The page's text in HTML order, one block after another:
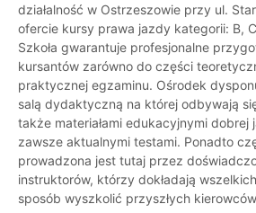
działalność w Ostrzeszowie przy ul.
ofercie kursy prawa jazdy kategorii: B,
Szkoła gwarantuje profesjonalne
kursantów zarówno do części
praktycznej egzaminu. Ośrodek
salą dydaktyczną na której odbywają
także materiałami edukacyjnymi dobrej
zawsze aktualnymi testami. Ponadto
prowadzona jest tutaj przez
instruktorów, którzy dokładają
sposób wyszkolić przyszłych